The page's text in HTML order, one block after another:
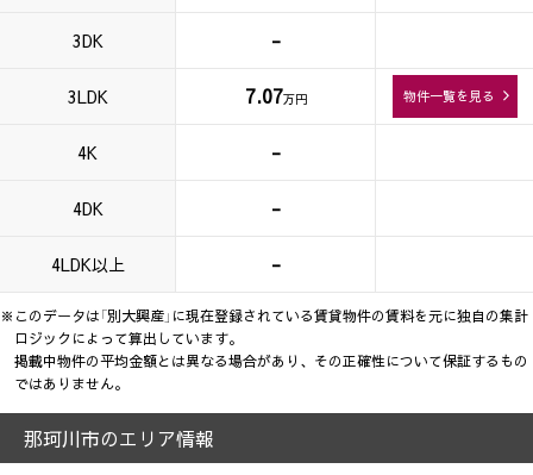
3DK -
3LDK 7.07万円 物件一覧を見る
4K -
4DK -
4LDK以上 -
※このデータは「別大興産」に現在登録されている賃貸物件の賃料を元に独自の集計
ロジックによって算出しています。
掲載中物件の平均金額とは異なる場合があり、その正確性について保証するもの
ではありません。
那珂川市のエリア情報